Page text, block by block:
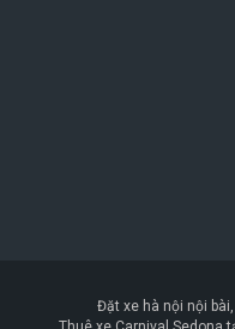
Đặt xe hà nội nội bài